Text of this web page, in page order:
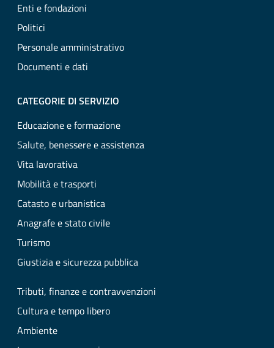
Enti e fondazioni
Politici
Personale amministrativo
Documenti e dati
CATEGORIE DI SERVIZIO
Educazione e formazione
Salute, benessere e assistenza
Vita lavorativa
Mobilità e trasporti
Catasto e urbanistica
Anagrafe e stato civile
Turismo
Giustizia e sicurezza pubblica
Tributi, finanze e contravvenzioni
Cultura e tempo libero
Ambiente